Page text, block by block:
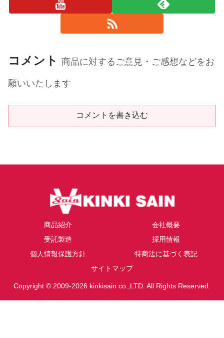
コメント 商品に対するご意見・ご感想などをお
願いいたします
コメントを書き込む
商品紹介
会社概要
受託製造
採用情報
個人情報保護方針
特商法に基づく表記
サイトマップ
Copyright © 2009-2026 kinkisain co.,LTD. All Rights Reserved.